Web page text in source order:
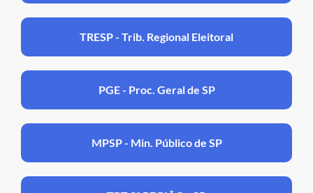
TRESP - Trib. Regional Eleitoral
PGE - Proc. Geral de SP
MPSP - Min. Público de SP